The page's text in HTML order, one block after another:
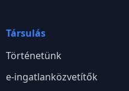
Társulás
Történetünk
e-ingatlanközvetítők